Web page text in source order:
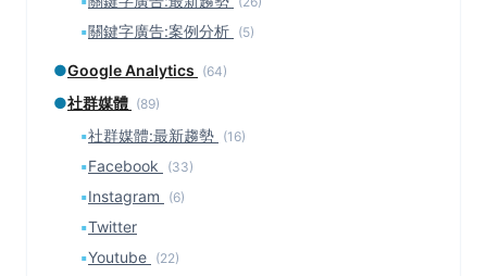
▪關鍵字廣告:案例分析 (5)
●Google Analytics (64)
●社群媒體 (89)
▪社群媒體:最新趨勢 (16)
▪Facebook (33)
▪Instagram (6)
▪Twitter
▪Youtube (22)